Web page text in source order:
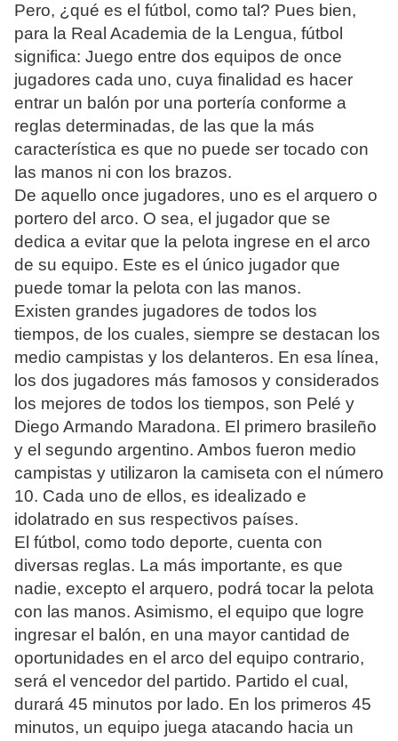
Pero, ¿qué es el fútbol, como tal? Pues bien,
para la Real Academia de la Lengua, fútbol
significa: Juego entre dos equipos de once
jugadores cada uno, cuya finalidad es hacer
entrar un balón por una portería conforme a
reglas determinadas, de las que la más
característica es que no puede ser tocado con
las manos ni con los brazos.
De aquello once jugadores, uno es el arquero o
portero del arco. O sea, el jugador que se
dedica a evitar que la pelota ingrese en el arco
de su equipo. Este es el único jugador que
puede tomar la pelota con las manos.
Existen grandes jugadores de todos los
tiempos, de los cuales, siempre se destacan los
medio campistas y los delanteros. En esa línea,
los dos jugadores más famosos y considerados
los mejores de todos los tiempos, son Pelé y
Diego Armando Maradona. El primero brasileño
y el segundo argentino. Ambos fueron medio
campistas y utilizaron la camiseta con el número
10. Cada uno de ellos, es idealizado e
idolatrado en sus respectivos países.
El fútbol, como todo deporte, cuenta con
diversas reglas. La más importante, es que
nadie, excepto el arquero, podrá tocar la pelota
con las manos. Asimismo, el equipo que logre
ingresar el balón, en una mayor cantidad de
oportunidades en el arco del equipo contrario,
será el vencedor del partido. Partido el cual,
durará 45 minutos por lado. En los primeros 45
minutos, un equipo juega atacando hacia un